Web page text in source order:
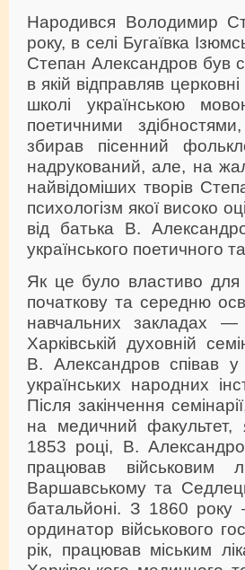
Народився Володимир
року, в селі Бугаївка
Степан Александров був
в якій відправляв
школі українською
поетичними
збирав пісенний
надрукований, але, на
найвідоміших творів
психологізм якої високо
від батька В.
українського поетичного
Як це було властиво для
початкову та середню
навчальних закладах —
Харківській духовній
В. Александров співав
українських народних
Після закінчення
на медичний
1853 році, В.
працював військовим
Варшавському та
батальйоні. З 1860
ординатор військового
рік, працював міським